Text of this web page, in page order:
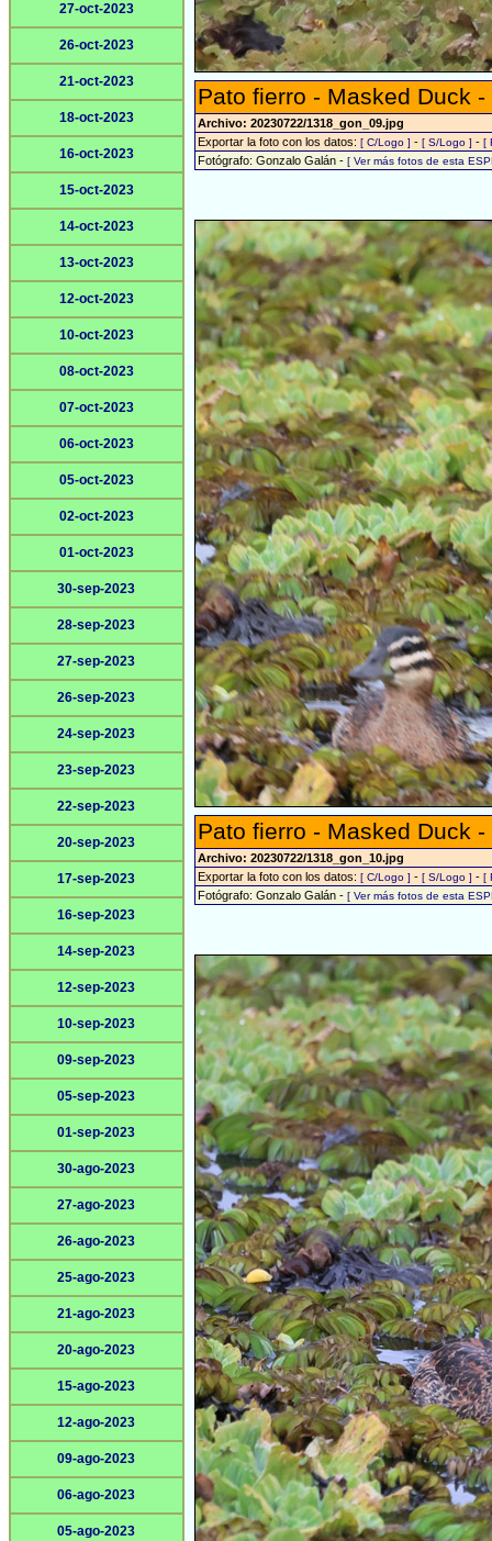
27-oct-2023
26-oct-2023
21-oct-2023
18-oct-2023
16-oct-2023
15-oct-2023
14-oct-2023
13-oct-2023
12-oct-2023
10-oct-2023
08-oct-2023
07-oct-2023
06-oct-2023
05-oct-2023
02-oct-2023
01-oct-2023
30-sep-2023
28-sep-2023
27-sep-2023
26-sep-2023
24-sep-2023
23-sep-2023
22-sep-2023
20-sep-2023
17-sep-2023
16-sep-2023
14-sep-2023
12-sep-2023
10-sep-2023
09-sep-2023
05-sep-2023
01-sep-2023
30-ago-2023
27-ago-2023
26-ago-2023
25-ago-2023
21-ago-2023
20-ago-2023
15-ago-2023
12-ago-2023
09-ago-2023
06-ago-2023
05-ago-2023
Pato fierro - Masked Duck -
Archivo: 20230722/1318_gon_09.jpg
Exportar la foto con los datos: [ C/Logo ] - [ S/Logo ] - [
Fotógrafo: Gonzalo Galán - [ Ver más fotos de esta
Pato fierro - Masked Duck -
Archivo: 20230722/1318_gon_10.jpg
Exportar la foto con los datos: [ C/Logo ] - [ S/Logo ] - [
Fotógrafo: Gonzalo Galán - [ Ver más fotos de esta